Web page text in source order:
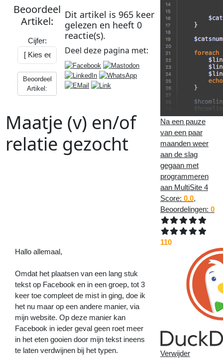
Beoordeel
Artikel:
Cijfer:
Beoordeel
Artikel:
Dit artikel is 965 keer
gelezen en heeft0
reactie(s).
Deel deze pagina met:
Maatje (v) en/of
relatie gezocht
Volgend
Artikel:
YEAH!
Eindelijk
glasvezel
internet>>
Hallo allemaal,
Omdat het plaatsen van een lang stuk
tekst op Facebook en in een groep, tot 3
keer toe compleet de mist in ging, doe ik
het nu maar op een andere manier, via
mijn website. Op deze manier kan
Facebook in ieder geval geen roet meer
in het eten gooien door mijn tekst ineens
te laten verdwijnen bij het typen.
Na een pauze
van een paar
maanden weer
aan de slag
gegaan met
programmeren
aan MultiSite 4
Score: 0.0,
Beoordelingen: 0
110
Verwijder